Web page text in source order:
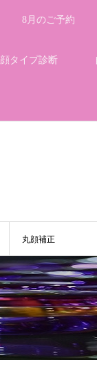
8月のご予約
顔タイプ診断
丸顔補正